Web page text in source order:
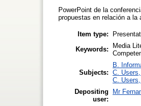
PowerPoint de la
propuestas en relación a
Item type:
Keywords:
Media
Subjects:
B.
C.
C.
Depositing
user:
Mr